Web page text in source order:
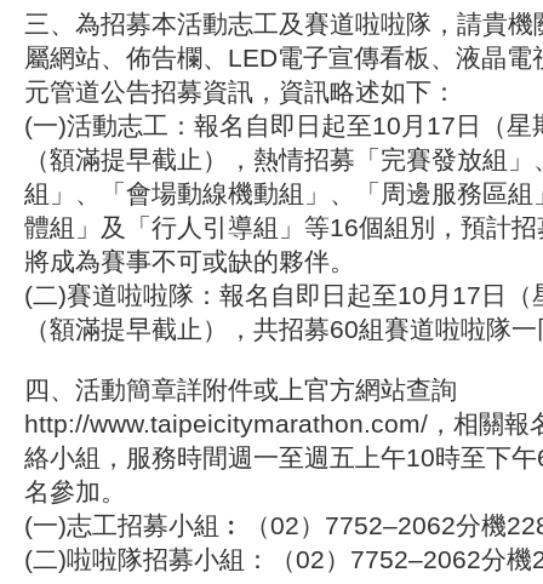
三、為招募本活動志工及賽道啦啦隊，請貴
屬網站、佈告欄、LED電子宣傳看板、液晶電
元管道公告招募資訊，資訊略述如下：
(一)活動志工：報名自即日起至10月17日（星
（額滿提早截止），熱情招募「完賽發放組
組」、「會場動線機動組」、「周邊服務區
體組」及「行人引導組」等16個組別，預計
將成為賽事不可或缺的夥伴。
(二)賽道啦啦隊：報名自即日起至10月17日（
（額滿提早截止），共招募60組賽道啦啦隊
四、活動簡章詳附件或上官方網站查詢
http://www.taipeicitymarathon.com/，相關報
絡小組，服務時間週一至週五上午10時至下
名參加。
(一)志工招募小組︰（02）7752–2062分機
(二)啦啦隊招募小組：（02）7752–2062分機